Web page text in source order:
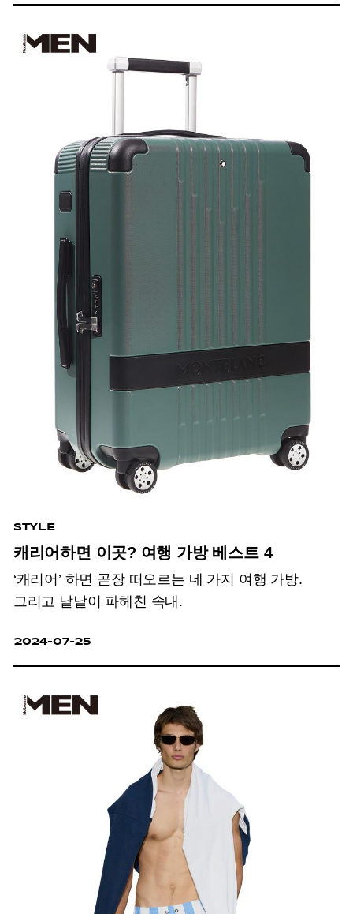
STYLE
캐리어하면 이곳? 여행 가방 베스트 4
‘캐리어’ 하면 곧장 떠오르는 네 가지 여행 가방.
그리고 낱낱이 파헤친 속내.
2024-07-25